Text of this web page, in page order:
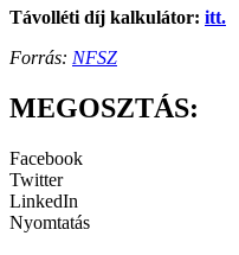
Távolléti díj kalkulátor: itt.
Forrás: NFSZ
MEGOSZTÁS:
Facebook
Twitter
LinkedIn
Nyomtatás